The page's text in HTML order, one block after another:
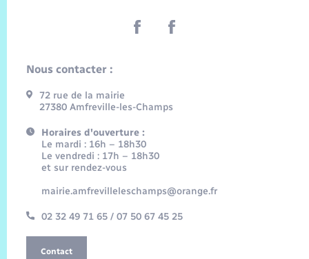
Nous contacter :
72 rue de la mairie
27380 Amfreville-les-Champs
Horaires d'ouverture :
Le mardi : 16h – 18h30
Le vendredi : 17h – 18h30
et sur rendez-vous
mairie.amfrevilleleschamps@orange.fr
02 32 49 71 65 / 07 50 67 45 25
Contact